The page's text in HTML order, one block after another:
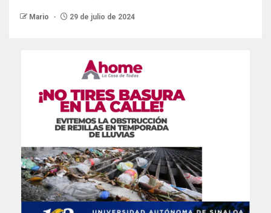
Mario 29 de julio de 2024